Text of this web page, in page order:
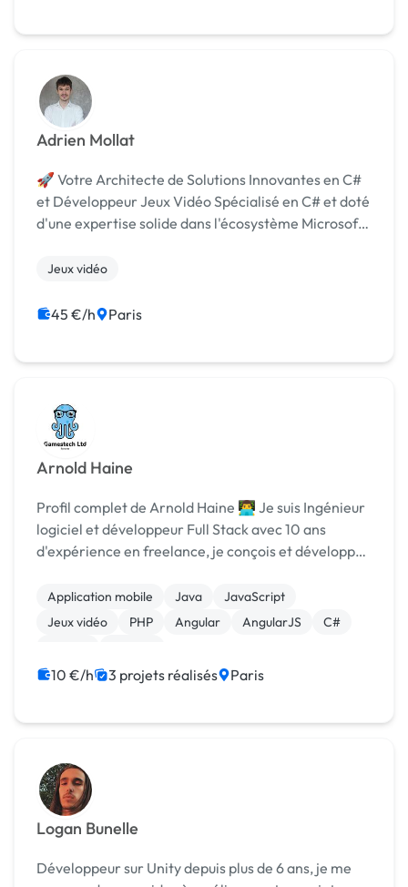
Adrien Mollat
🚀 Votre Architecte de Solutions Innovantes en C#
et Développeur Jeux Vidéo Spécialisé en C# et doté
d'une expertise solide dans l'écosystème Microsoft
développement de solutions logicielles avancé...
Jeux vidéo
45 €/h Paris
Arnold Haine
Profil complet de Arnold Haine 👨‍💻 Je suis Ingénieur
logiciel et développeur Full Stack avec 10 ans
d'expérience en freelance, je conçois et développe
développement web, mobile et la création de je...
Application mobile Java
JavaScript
Jeux vidéo
PHP Angular AngularJS
C#
10 €/h 3 projets réalisés Paris
Logan Bunelle
Développeur sur Unity depuis plus de 6 ans, je me